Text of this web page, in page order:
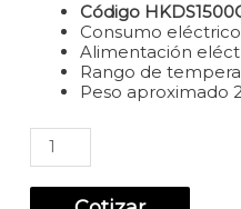
Código
Consumo
Alimentación
Rango de
Peso aproximado
Vitrina
Apertura
Maigas